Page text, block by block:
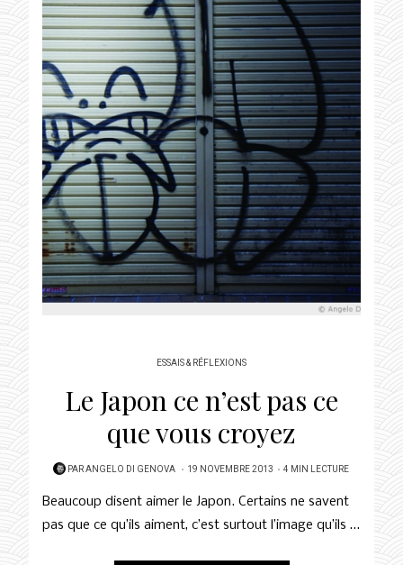
ESSAIS & RÉFLEXIONS
Le Japon ce n’est pas ce
que vous croyez
PARANGELO DI GENOVA
POSTED
19 NOVEMBRE 2013 4 MIN LECTURE
Beaucoup disent aimer le Japon. Certains ne savent
pas que ce qu’ils aiment, c’est surtout l’image qu’ils …